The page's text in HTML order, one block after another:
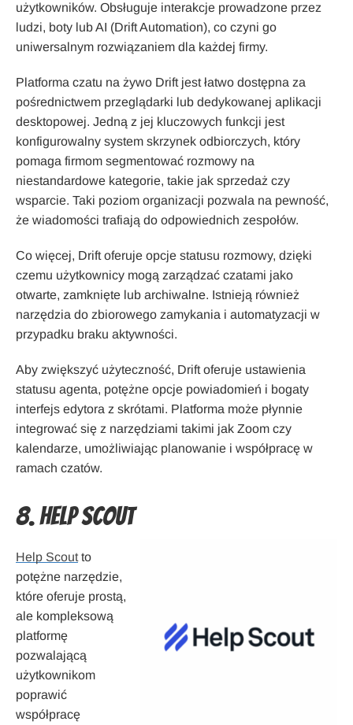
użytkowników. Obsługuje interakcje prowadzone przez
ludzi, boty lub AI (Drift Automation), co czyni go
uniwersalnym rozwiązaniem dla każdej firmy.
Platforma czatu na żywo Drift jest łatwo dostępna za
pośrednictwem przeglądarki lub dedykowanej aplikacji
desktopowej. Jedną z jej kluczowych funkcji jest
konfigurowalny system skrzynek odbiorczych, który
pomaga firmom segmentować rozmowy na
niestandardowe kategorie, takie jak sprzedaż czy
wsparcie. Taki poziom organizacji pozwala na pewność,
że wiadomości trafiają do odpowiednich zespołów.
Co więcej, Drift oferuje opcje statusu rozmowy, dzięki
czemu użytkownicy mogą zarządzać czatami jako
otwarte, zamknięte lub archiwalne. Istnieją również
narzędzia do zbiorowego zamykania i automatyzacji w
przypadku braku aktywności.
Aby zwiększyć użyteczność, Drift oferuje ustawienia
statusu agenta, potężne opcje powiadomień i bogaty
interfejs edytora z skrótami. Platforma może płynnie
integrować się z narzędziami takimi jak Zoom czy
kalendarze, umożliwiając planowanie i współpracę w
ramach czatów.
8. Help Scout
Help Scout to
potężne narzędzie,
które oferuje prostą,
ale kompleksową
platformę
pozwalającą
użytkownikom
poprawić
współpracę